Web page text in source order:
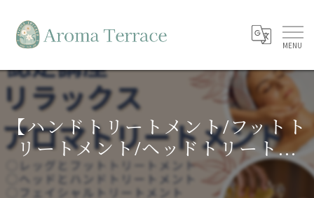
【ハンドトリートメント/フットト
リートメント/ヘッドトリート...